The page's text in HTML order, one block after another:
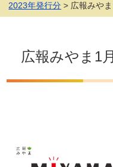
2023年発行分 > 広報みや
広報みやま1